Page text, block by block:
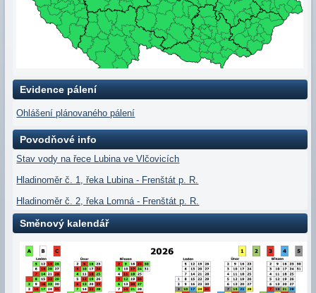
Evidence pálení
Ohlášení plánovaného pálení
Povodňové info
Stav vody na řece Lubina ve Vlčovicích
Hladinoměr č. 1, řeka Lubina - Frenštát p. R.
Hladinoměr č. 2, řeka Lomná - Frenštát p. R.
Směnový kalendář